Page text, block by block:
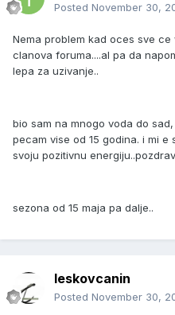
Posted November 30,
Nema problem kad oces sve
clanova foruma....al pa da
lepa za uzivanje..
bio sam na mnogo voda do
pecam vise od 15 godina. i mi
svoju pozitivnu
sezona od 15 maja pa dalje..
leskovcanin
Posted November 30,